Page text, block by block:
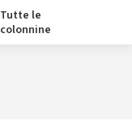
Tutte le
colonnine